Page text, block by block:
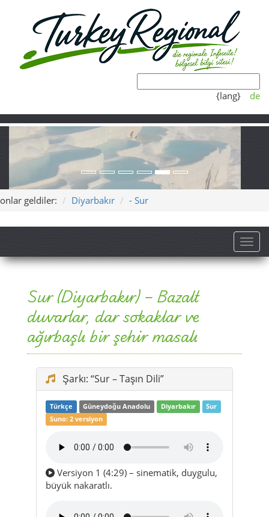
{lang} de
onlar geldiler: Diyarbakır - Sur
Sur (Diyarbakır) – Bazalt
duvarlar, dar sokaklar ve
ağırbaşlı bir şehir masalı
Şarkı: “Sur – Taşın Dili”
Türkçe Güneydoğu Anadolu Diyarbakır
Sur
Suno: 2 versiyon
Versiyon 1 (4:29) – sinematik, duygulu,
büyük nakaratlı.